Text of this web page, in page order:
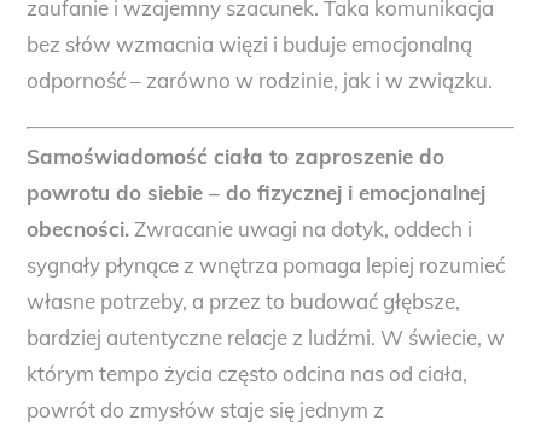
zaufanie i wzajemny szacunek. Taka komunikacja
bez słów wzmacnia więzi i buduje emocjonalną
odporność – zarówno w rodzinie, jak i w związku.
Samoświadomość ciała to zaproszenie do
powrotu do siebie – do fizycznej i emocjonalnej
obecności.Zwracanie uwagi na dotyk, oddech i
sygnały płynące z wnętrza pomaga lepiej rozumieć
własne potrzeby, a przez to budować głębsze,
bardziej autentyczne relacje z ludźmi. W świecie, w
którym tempo życia często odcina nas od ciała,
powrót do zmysłów staje się jednym z